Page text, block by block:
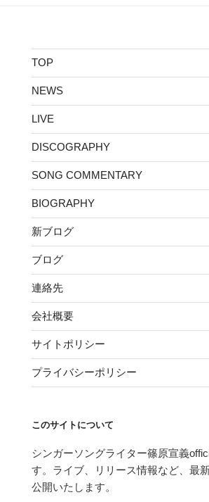
TOP
NEWS
LIVE
DISCOGRAPHY
SONG COMMENTARY
BIOGRAPHY
新ブログ
ブログ
連絡先
会社概要
サイトポリシー
プライバシーポリシー
このサイトについて
シンガーソングライター篠原宣義
す。ライブ、リリース情報など、最
公開いたします。